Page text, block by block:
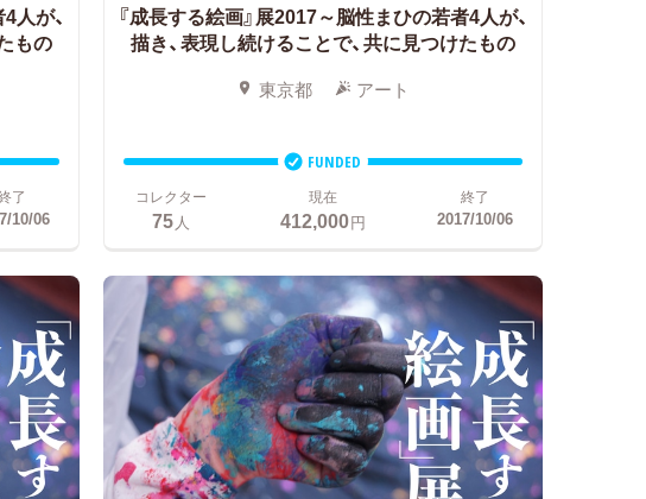
人が、
もの
了
10/06
『成長する絵画』展2017～脳性まひの若者4人が、
描き、表現し続けることで、共に見つけたもの
東京都 アート
FUNDED
コレクター
75人
現在
412,000円
終了
2017/10/06